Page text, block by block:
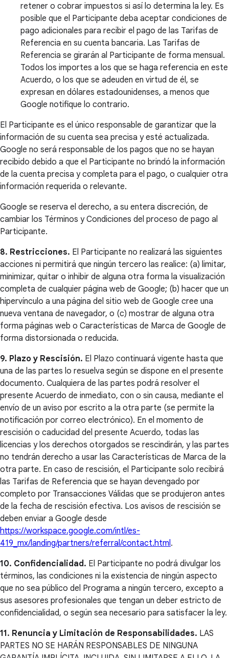
retener o cobrar impuestos si así lo determina la ley. Es
posible que el Participante deba aceptar condiciones de
pago adicionales para recibir el pago de las Tarifas de
Referencia en su cuenta bancaria. Las Tarifas de
Referencia se girarán al Participante de forma mensual.
Todos los importes a los que se haga referencia en este
Acuerdo, o los que se adeuden en virtud de él, se
expresan en dólares estadounidenses, a menos que
Google notifique lo contrario.
El Participante es el único responsable de garantizar que la
información de su cuenta sea precisa y esté actualizada.
Google no será responsable de los pagos que no se hayan
recibido debido a que el Participante no brindó la información
de la cuenta precisa y completa para el pago, o cualquier otra
información requerida o relevante.
Google se reserva el derecho, a su entera discreción, de
cambiar los Términos y Condiciones del proceso de pago al
Participante.
8. Restricciones. El Participante no realizará las siguientes
acciones ni permitirá que ningún tercero las realice: (a) limitar,
minimizar, quitar o inhibir de alguna otra forma la visualización
completa de cualquier página web de Google; (b) hacer que un
hipervínculo a una página del sitio web de Google cree una
nueva ventana de navegador, o (c) mostrar de alguna otra
forma páginas web o Características de Marca de Google de
forma distorsionada o reducida.
9. Plazo y Rescisión. El Plazo continuará vigente hasta que
una de las partes lo resuelva según se dispone en el presente
documento. Cualquiera de las partes podrá resolver el
presente Acuerdo de inmediato, con o sin causa, mediante el
envío de un aviso por escrito a la otra parte (se permite la
notificación por correo electrónico). En el momento de
rescisión o caducidad del presente Acuerdo, todas las
licencias y los derechos otorgados se rescindirán, y las partes
no tendrán derecho a usar las Características de Marca de la
otra parte. En caso de rescisión, el Participante solo recibirá
las Tarifas de Referencia que se hayan devengado por
completo por Transacciones Válidas que se produjeron antes
de la fecha de rescisión efectiva. Los avisos de rescisión se
deben enviar a Google desde
https://workspace.google.com/intl/es-
419_mx/landing/partners/referral/contact.html .
10. Confidencialidad. El Participante no podrá divulgar los
términos, las condiciones ni la existencia de ningún aspecto
que no sea público del Programa a ningún tercero, excepto a
sus asesores profesionales que tengan un deber estricto de
confidencialidad, o según sea necesario para satisfacer la ley.
11. Renuncia y Limitación de Responsabilidades. LAS
PARTES NO SE HARÁN RESPONSABLES DE NINGUNA